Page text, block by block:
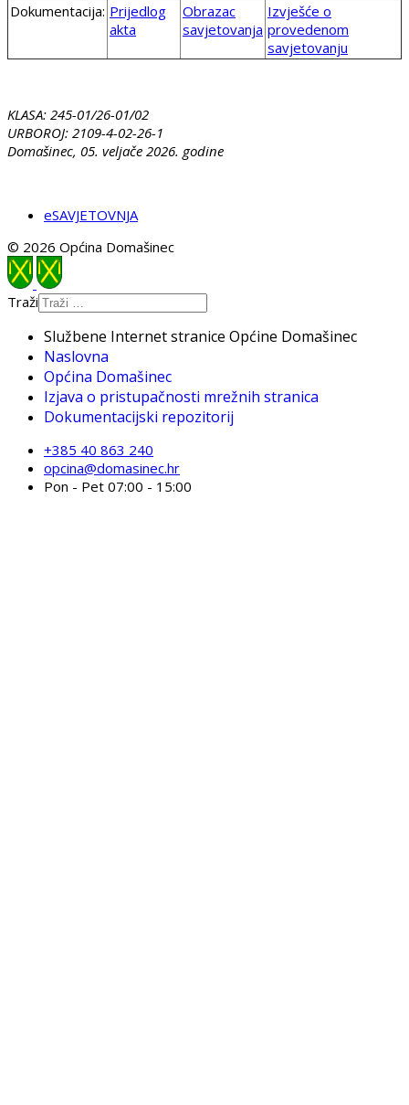
Dokumentacija: Prijedlog
akta
Obrazac
savjetovanja
Izvješće o
provedenom
savjetovanju
KLASA: 245-01/26-01/02
URBOROJ: 2109-4-02-26-1
Domašinec, 05. veljače 2026. godine
eSAVJETOVNJA
© 2026 Općina Domašinec
Traži
Službene Internet stranice Općine Domašinec
Naslovna
Općina Domašinec
Izjava o pristupačnosti mrežnih stranica
Dokumentacijski repozitorij
+385 40 863 240
opcina@domasinec.hr
Pon - Pet 07:00 - 15:00